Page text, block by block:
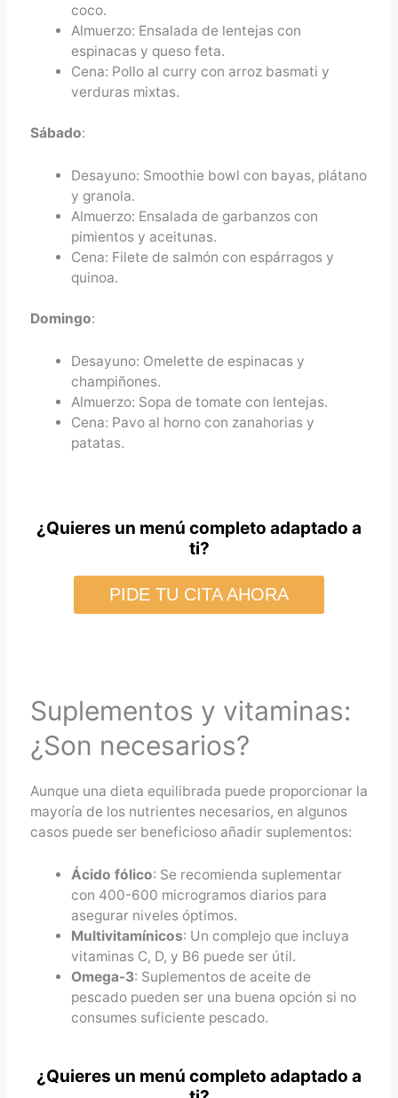
coco.
Almuerzo: Ensalada de lentejas con
espinacas y queso feta.
Cena: Pollo al curry con arroz basmati y
verduras mixtas.
Sábado:
Desayuno: Smoothie bowl con bayas, plátano
y granola.
Almuerzo: Ensalada de garbanzos con
pimientos y aceitunas.
Cena: Filete de salmón con espárragos y
quinoa.
Domingo:
Desayuno: Omelette de espinacas y
champiñones.
Almuerzo: Sopa de tomate con lentejas.
Cena: Pavo al horno con zanahorias y
patatas.
¿Quieres un menú completo adaptado a
ti?
PIDE TU CITA AHORA
Suplementos y vitaminas:
¿Son necesarios?
Aunque una dieta equilibrada puede proporcionar la
mayoría de los nutrientes necesarios, en algunos
casos puede ser beneficioso añadir suplementos:
Ácido fólico: Se recomienda suplementar
con 400-600 microgramos diarios para
asegurar niveles óptimos.
Multivitamínicos: Un complejo que incluya
vitaminas C, D, y B6 puede ser útil.
Omega-3: Suplementos de aceite de
pescado pueden ser una buena opción si no
consumes suficiente pescado.
¿Quieres un menú completo adaptado a